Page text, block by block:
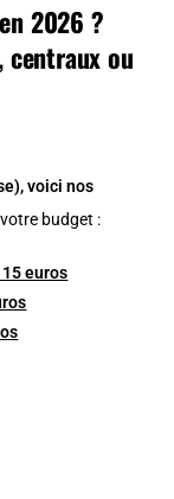
2026 ?
centraux ou
voici nos
budget :
euros